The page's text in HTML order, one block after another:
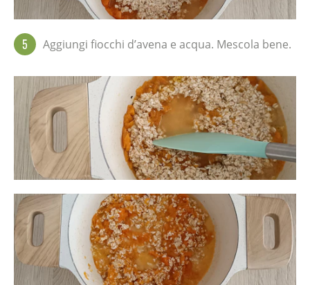
5 Aggiungi fiocchi d’avena e acqua. Mescola bene.